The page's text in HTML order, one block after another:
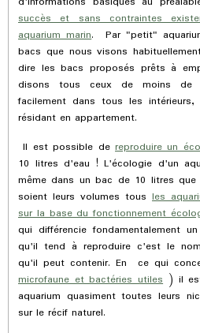
succès et sans contraintes
aquarium marin. Par "petit"
bacs que nous visons
dire les bacs proposés prêts à
disons tous ceux de moins de
facilement dans tous les
résidant en appartement.
Il est possible de reproduire un
10 litres d'eau ! L'écologie d'un
même dans un bac de 10 litres que
soient leurs volumes tous les
sur la base du fonctionnement
qui différencie fondamentalement
qu'il tend à reproduire c'est le
qu'il peut contenir. En ce qui
microfaune et bactéries utiles ) il
aquarium quasiment toutes leurs
sur le récif naturel.